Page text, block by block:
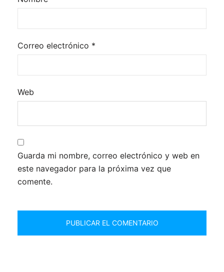
Correo electrónico *
Web
Guarda mi nombre, correo electrónico y web en
este navegador para la próxima vez que
comente.